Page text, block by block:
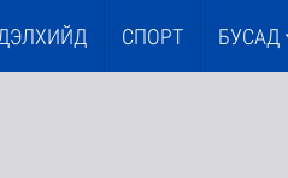
СПОРТ БУСАД